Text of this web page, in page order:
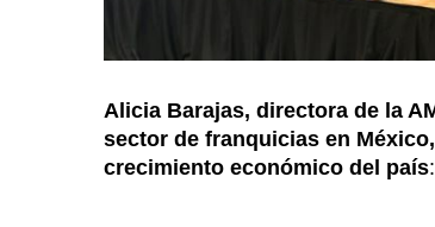
Alicia Barajas, directora de la
sector de franquicias en México,
crecimiento económico del país: